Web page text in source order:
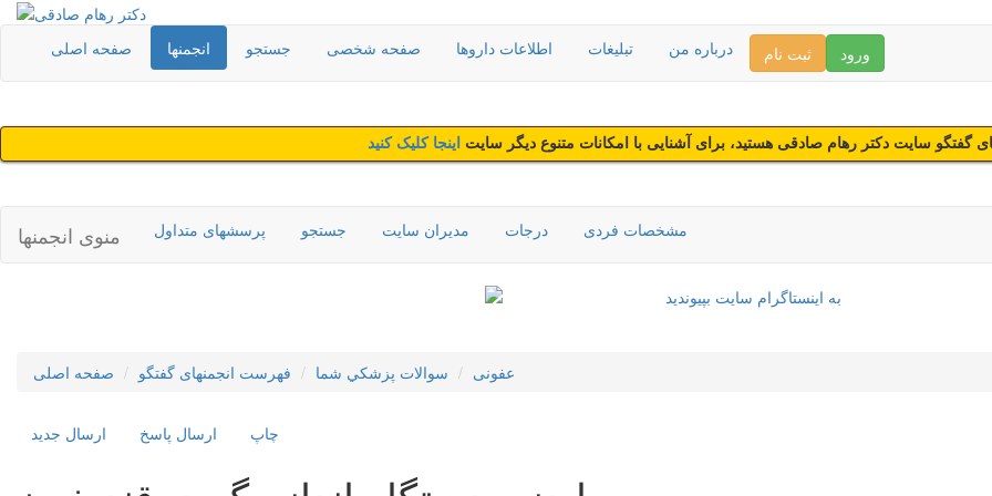
صفحه اصلی انجمنها جستجو صفحه شخصی اطلاعات داروها تبلیغات درباره من ثبت نام ورود
گفتگو سایت دکتر رهام صادقی هستید، برای آشنایی با امکانات متنوع دیگر سایت اینجا کلیک کنید
منوی انجمنها پرسشهای متداول جستجو مدیران سایت درجات مشخصات فردی
صفحه اصلی فهرست انجمنهای گفتگو سوالات پزشکي شما عفونی
ارسال جديد ارسال پاسخ چاپ